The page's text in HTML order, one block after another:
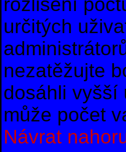
určitých
nezatěžujte
dosáhli vyšší
může počet
Návrat